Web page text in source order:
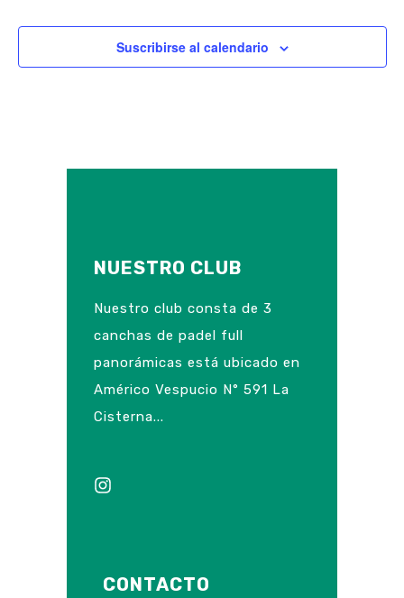
Suscribirse al calendario
NUESTRO CLUB
Nuestro club consta de 3
canchas de padel full
panorámicas está ubicado en
Américo Vespucio N° 591 La
Cisterna...
CONTACTO